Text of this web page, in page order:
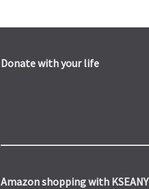
Donate with your life
Amazon shopping with KSEANY